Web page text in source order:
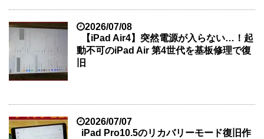
2026/07/08
【iPad Air4】突然電源が入らない…！起
動不可のiPad Air 第4世代を基板修理で復
旧
2026/07/07
iPad Pro10.5のリカバリーモード復旧作